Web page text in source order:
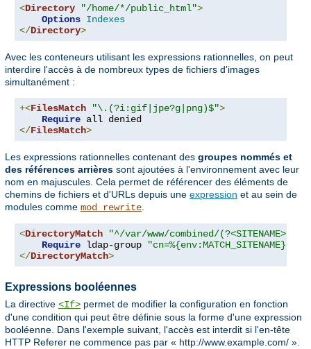
<Directory "/home/*/public_html">
Options Indexes
</Directory>
Avec les conteneurs utilisant les expressions rationnelles, on peut
interdire l'accès à de nombreux types de fichiers d'images
simultanément :
+<FilesMatch "\.(?i:gif|jpe?g|png)$">
Require
</FilesMatch>
Les expressions rationnelles contenant des groupes nommés et
des références arrières sont ajoutées à l'environnement avec leur
nom en majuscules. Cela permet de référencer des éléments de
chemins de fichiers et d'URLs depuis une expression et au sein de
modules comme mod_rewrite
<DirectoryMatch
"^/var/www/combined/(?<SITENAME>[^/
Require ldap-group
</DirectoryMatch>
Expressions booléennes
La directive <If> permet de modifier la configuration en fonction
d'une condition qui peut être définie sous la forme d'une expression
booléenne. Dans l'exemple suivant, l'accès est interdit si l'en-tête
HTTP Referer ne commence pas par « http://www.example.com/ ».